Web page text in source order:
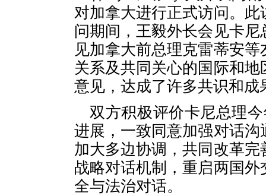
对加拿大进行正式访问。
问期间，王毅外长会见卡
见加拿大前总理克雷蒂安
关系及共同关心的国际和
意见，达成了许多共识和成
双方积极评价卡尼总理
进展，一致同意加强对话
加大多边协调，共同改革
战略对话机制，重启两国
全与法治对话。